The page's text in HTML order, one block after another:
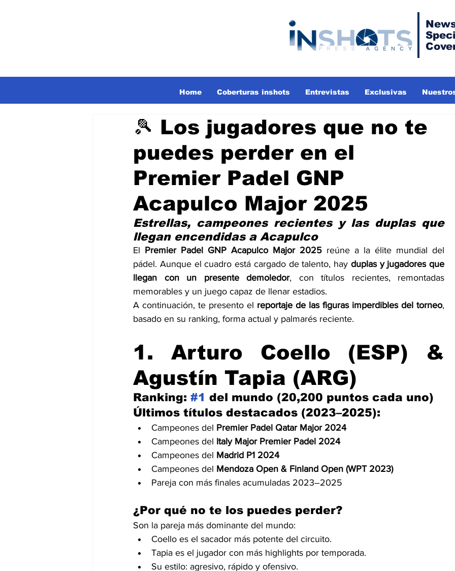
Home Coberturas inshots Entrevistas Exclusivas
🎾 Los jugadores que no te
puedes perder en el
Premier Padel GNP
Acapulco Major 2025
Estrellas, campeones recientes y las duplas que
llegan encendidas a Acapulco
El Premier Padel GNP Acapulco Major 2025 reúne a la élite mundial del
pádel. Aunque el cuadro está cargado de talento, hay duplas y jugadores que
llegan con un presente demoledor, con títulos recientes, remontadas
memorables y un juego capaz de llenar estadios.
A continuación, te presento el reportaje de las figuras imperdibles del torneo,
basado en su ranking, forma actual y palmarés reciente.
1. Arturo Coello (ESP) &
Agustín Tapia (ARG)
Ranking: #1 del mundo (20,200 puntos cada uno)
Últimos títulos destacados (2023–2025):
Campeones del Premier Padel Qatar Major 2024
Campeones del Italy Major Premier Padel 2024
Campeones del Madrid P1 2024
Campeones del Mendoza Open & Finland Open (WPT 2023)
Pareja con más finales acumuladas 2023–2025
¿Por qué no te los puedes perder?
Son la pareja más dominante del mundo:
Coello es el sacador más potente del circuito.
Tapia es el jugador con más highlights por temporada.
Su estilo: agresivo, rápido y ofensivo.